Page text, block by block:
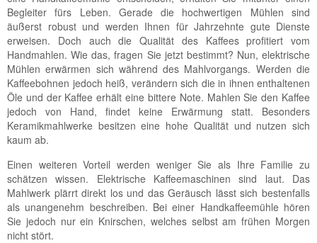
Begleiter fürs Leben. Gerade die hochwertigen Mühlen sind
äußerst robust und werden Ihnen für Jahrzehnte gute Dienste
erweisen. Doch auch die Qualität des Kaffees profitiert vom
Handmahlen. Wie das, fragen Sie jetzt bestimmt? Nun, elektrische
Mühlen erwärmen sich während des Mahlvorgangs. Werden die
Kaffeebohnen jedoch heiß, verändern sich die in ihnen enthaltenen
Öle und der Kaffee erhält eine bittere Note. Mahlen Sie den Kaffee
jedoch von Hand, findet keine Erwärmung statt. Besonders
Keramikmahlwerke besitzen eine hohe Qualität und nutzen sich
kaum ab.
Einen weiteren Vorteil werden weniger Sie als Ihre Familie zu
schätzen wissen. Elektrische Kaffeemaschinen sind laut. Das
Mahlwerk plärrt direkt los und das Geräusch lässt sich bestenfalls
als unangenehm beschreiben. Bei einer Handkaffeemühle hören
Sie jedoch nur ein Knirschen, welches selbst am frühen Morgen
nicht stört.